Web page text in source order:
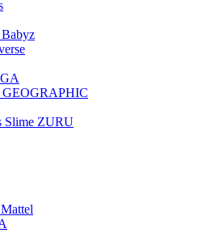
Slime ZURU